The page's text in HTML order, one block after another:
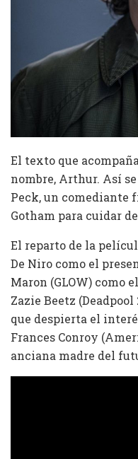
El texto que
nombre, Arthur. Así
Peck, un comediante
Gotham para cuidar
El reparto de la
De Niro como el
Maron (GLOW) como
Zazie Beetz
que despierta el
Frances Conroy
anciana madre del